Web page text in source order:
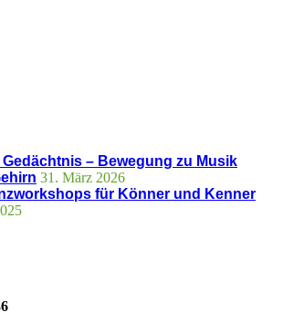
– Bewegung zu Musik
31. März 2026
für Könner und Kenner